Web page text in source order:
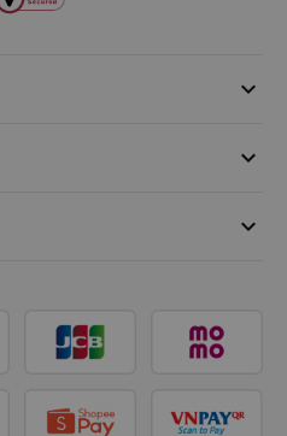
keyboard_arrow_down
keyboard_arrow_down
keyboard_arrow_down